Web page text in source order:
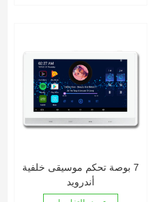
7 بوصة تحكم موسيقى خلفية
أندرويد